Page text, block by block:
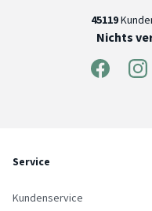
45119
Nichts
Service
Kundenservice